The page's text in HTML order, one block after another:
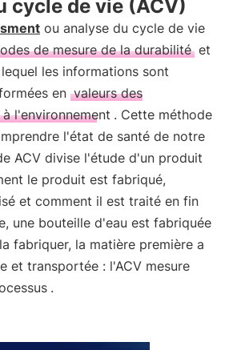
cycle de vie (ACV)
ou analyse du cycle de vie
de mesure de la durabilité et
les informations sont
en valeurs des
l'environnement . Cette méthode
l'état de santé de notre
ACV divise l'étude d'un produit
le produit est fabriqué,
et comment il est traité en fin
une bouteille d'eau est fabriquée
fabriquer, la matière première a
et transportée : l'ACV mesure
.